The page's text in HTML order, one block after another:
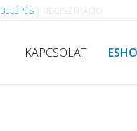
BELÉPÉS REGISZTRÁCIÓ
KAPCSOLAT